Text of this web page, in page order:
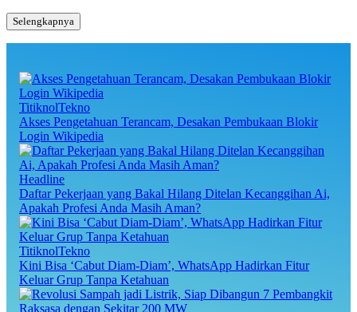
Selengkapnya
TitiknolTekno
Akses Pengetahuan Terancam, Desakan Pembukaan Blokir
Login Wikipedia
Headline
Daftar Pekerjaan yang Bakal Hilang Ditelan Kecanggihan Ai,
Apakah Profesi Anda Masih Aman?
TitiknolTekno
Kini Bisa ‘Cabut Diam-Diam’, WhatsApp Hadirkan Fitur
Keluar Grup Tanpa Ketahuan